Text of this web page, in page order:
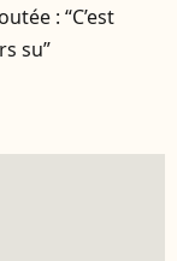
: “C’est
su”